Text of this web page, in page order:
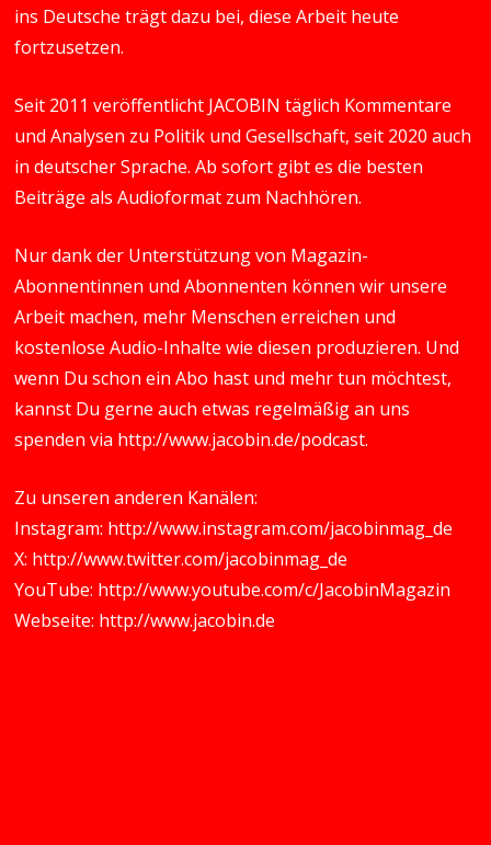
ins Deutsche trägt dazu bei, diese Arbeit heute
fortzusetzen.
Seit 2011 veröffentlicht JACOBIN täglich Kommentare
und Analysen zu Politik und Gesellschaft, seit 2020 auch
in deutscher Sprache. Ab sofort gibt es die besten
Beiträge als Audioformat zum Nachhören.
Nur dank der Unterstützung von Magazin-
Abonnentinnen und Abonnenten können wir unsere
Arbeit machen, mehr Menschen erreichen und
kostenlose Audio-Inhalte wie diesen produzieren. Und
wenn Du schon ein Abo hast und mehr tun möchtest,
kannst Du gerne auch etwas regelmäßig an uns
spenden via http://www.jacobin.de/podcast.
Zu unseren anderen Kanälen:
Instagram: http://www.instagram.com/jacobinmag_de
X: http://www.twitter.com/jacobinmag_de
YouTube: http://www.youtube.com/c/JacobinMagazin
Webseite: http://www.jacobin.de